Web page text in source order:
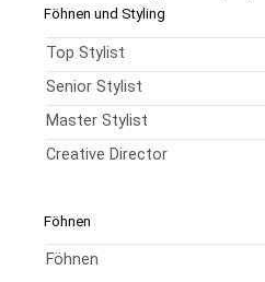
Föhnen und Styling
Top Stylist
Senior Stylist
Master Stylist
Creative Director
Föhnen
Föhnen